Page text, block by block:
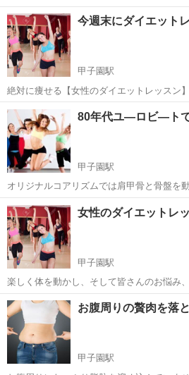
今週末にダイエット
甲子園駅
絶対に痩せる【女性のダイエットレッスン
はナイスバディ‼️ オリジナルコアリズムで肩甲骨と骨盤を動かし、筋
トレ、ストレッチ、80年代ユーロビートに
スなどめちゃくちゃ楽し...
兵庫 甲子園駅 美容健康
80年代ユ―ロビ―ト
甲子園駅
オリジナルコアリズムでは肩甲骨と骨盤を
が最初にスッキリしますよ〜😊 そして筋ト
流行ったユ―ロビートでエアロビクスダン
兵庫 西宮市 甲子園駅 美容健康
女性のダイエットレ
甲子園駅
楽しく体を動かし、そして皆さんのお悩み
系のこと色々とお話し交え楽しくレッスンしましょう
オリジナルコアリズムで肩甲骨と骨盤を動
キリ‼️ そして筋トレ、...
兵庫 西宮市 甲子園駅 美容健康
お腹周りの贅肉を落
甲子園駅